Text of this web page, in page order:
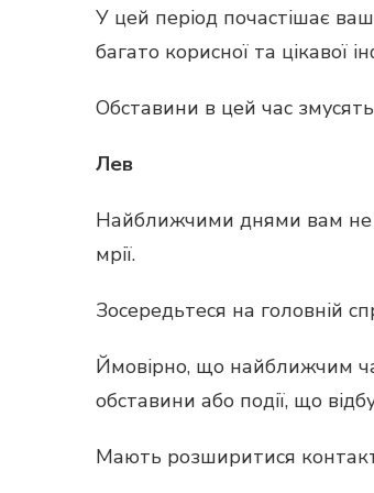
У цей період почастішає
багато корисної та цікавої
Обставини в цей час
Лев
Найближчими днями вам не
мрії.
Зосередьтеся на головній
Ймовірно, що найближчим
обставини або події, що
Мають розширитися